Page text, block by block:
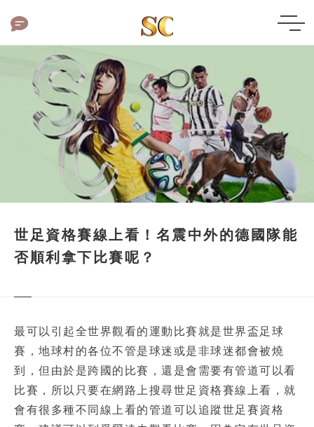
世足資格賽線上看！名震中外的德國隊能
否順利拿下比賽呢？
最可以引起全世界觀看的運動比賽就是世界盃足球
賽，地球村的各位不管是球迷或是非球迷都會被燒
到，但由於是跨國的比賽，還是會需要有管道可以看
比賽，所以只要在網路上搜尋世足資格賽線上看 ，就
會有很多種不同線上看的管道可以追蹤世足賽資格